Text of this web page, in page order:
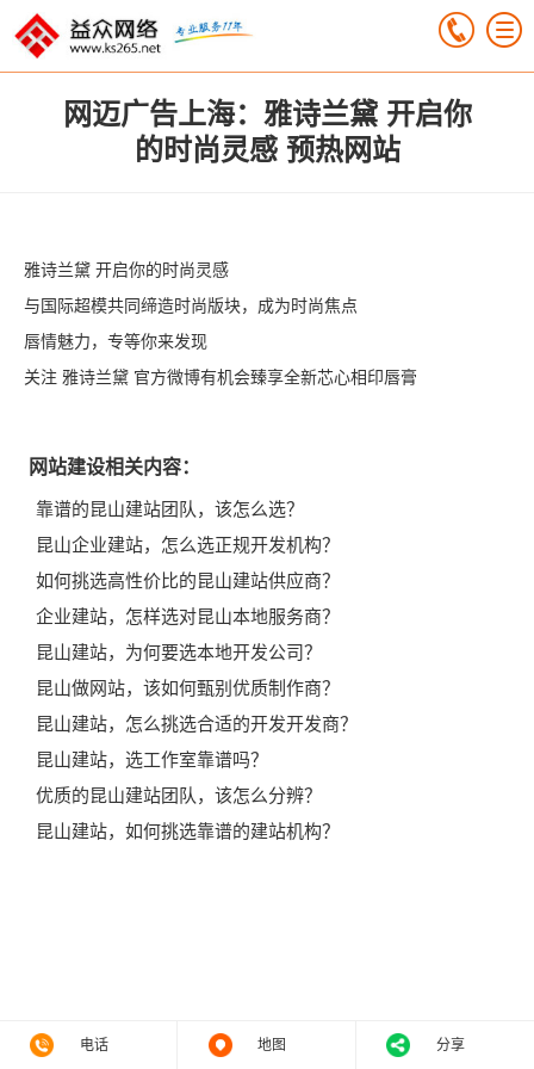
网迈广告上海：雅诗兰黛 开启你
的时尚灵感 预热网站
雅诗兰黛 开启你的时尚灵感
与国际超模共同缔造时尚版块，成为时尚焦点
唇情魅力，专等你来发现
关注 雅诗兰黛 官方微博有机会臻享全新芯心相印唇膏
网站建设相关内容：
靠谱的昆山建站团队，该怎么选？
昆山企业建站，怎么选正规开发机构？
如何挑选高性价比的昆山建站供应商？
企业建站，怎样选对昆山本地服务商？
昆山建站，为何要选本地开发公司？
昆山做网站，该如何甄别优质制作商？
昆山建站，怎么挑选合适的开发开发商？
昆山建站，选工作室靠谱吗？
优质的昆山建站团队，该怎么分辨？
昆山建站，如何挑选靠谱的建站机构？
电话 地图 分享